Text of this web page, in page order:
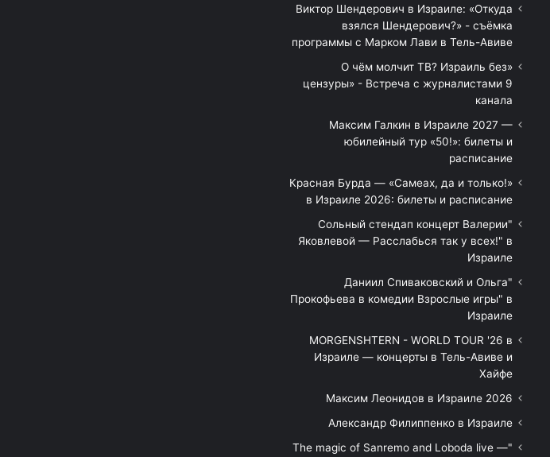
Виктор Шендерович в Израиле: «Откуда
взялся Шендерович?» - съёмка
программы с Марком Лави в Тель-Авиве
«О чём молчит ТВ? Израиль без
цензуры» - Встреча с журналистами 9
канала
Максим Галкин в Израиле 2027 —
юбилейный тур «50!»: билеты и
расписание
Красная Бурда — «Самеах, да и только!»
в Израиле 2026: билеты и расписание
"Сольный стендап концерт Валерии
Яковлевой — Расслабься так у всех!" в
Израиле
"Даниил Спиваковский и Ольга
Прокофьева в комедии Взрослые игры" в
Израиле
MORGENSHTERN - WORLD TOUR '26 в
Израиле — концерты в Тель-Авиве и
Хайфе
Максим Леонидов в Израиле 2026
Александр Филиппенко в Израиле
"The magic of Sanremo and Loboda live —